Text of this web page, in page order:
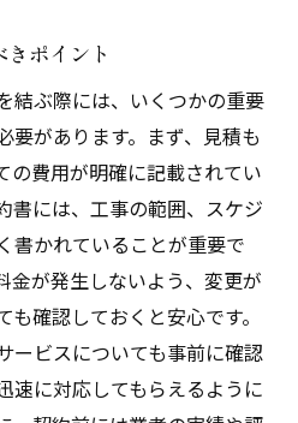
ポイント
結ぶ際には、いくつかの重要
要があります。まず、見積も
の費用が明確に記載されてい
書には、工事の範囲、スケジ
書かれていることが重要で
金が発生しないよう、変更が
確認しておくと安心です。
ービスについても事前に確認
速に対応してもらえるように